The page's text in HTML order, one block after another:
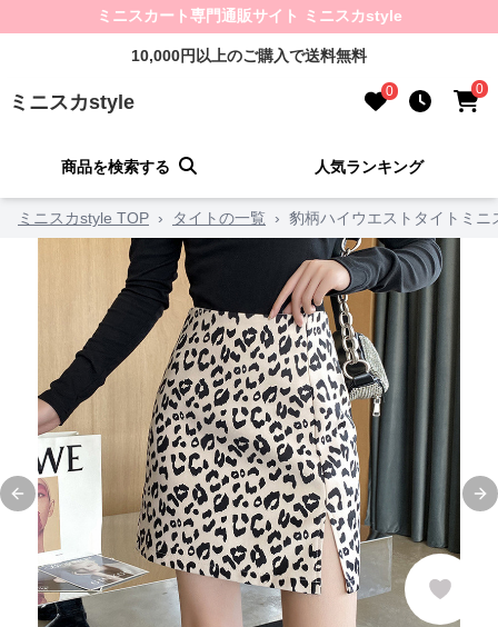
ミニスカート専門通販サイト ミニスカstyle
10,000円以上のご購入で送料無料
ミニスカstyle 0 0
商品を検索する 人気ランキング
ミニスカstyle TOP › タイトの一覧 › 豹柄ハイウエストタイトミニ
Previous slide